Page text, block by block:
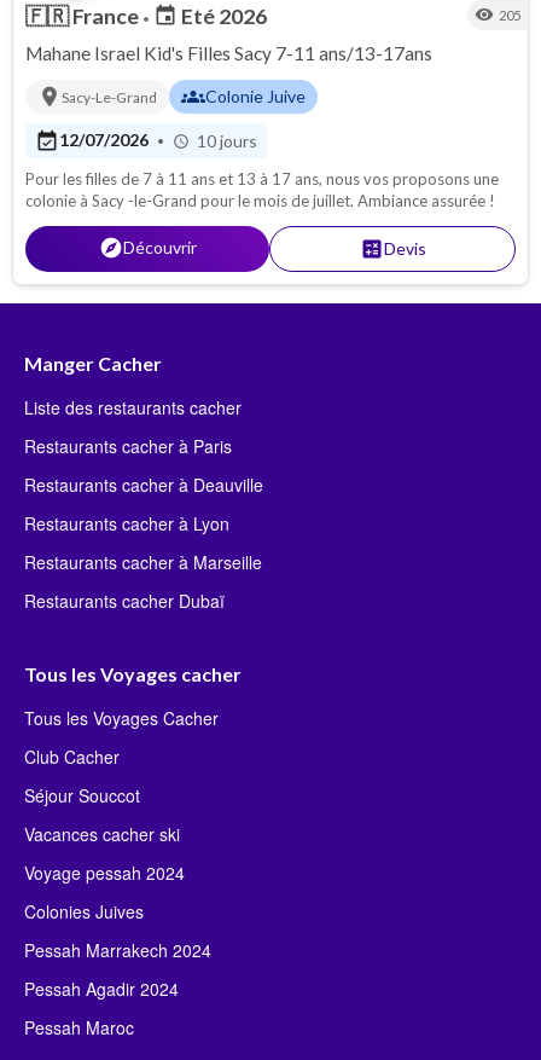
🇫🇷France • event Eté 2026 visibility 205
Mahane Israel Kid's Filles Sacy 7-11 ans/13-17ans
location_on Sacy-Le-Grand groupsColonie Juive
event_available12/07/2026 • schedule 10 jours
Pour les filles de 7 à 11 ans et 13 à 17 ans, nous vos proposons une
colonie à Sacy -le-Grand pour le mois de juillet. Ambiance assurée !
exploreDécouvrir calculateDevis
Manger Cacher
Liste des restaurants cacher
Restaurants cacher à Paris
Restaurants cacher à Deauville
Restaurants cacher à Lyon
Restaurants cacher à Marseille
Restaurants cacher Dubaï
Tous les Voyages cacher
Tous les Voyages Cacher
Club Cacher
Séjour Souccot
Vacances cacher ski
Voyage pessah 2024
Colonies Juives
Pessah Marrakech 2024
Pessah Agadir 2024
Pessah Maroc